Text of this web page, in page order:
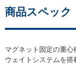
商品スペック
マグネット固定の重
ウェイトシステムを